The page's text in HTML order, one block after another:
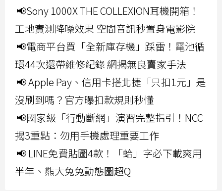
📢Sony 1000X THE COLLEXION耳機開箱！
工地實測降噪效果 空間音訊秒置身電影院
📢電商平台買「全新庫存機」踩雷！電池循
環44次還帶維修紀錄 網揭無良賣家手法
📢 Apple Pay、信用卡搭北捷「只扣1元」是
沒刷到嗎？官方曝扣款規則秒懂
📢國家級「行動斷網」演習完整指引！NCC
揭3重點：勿用手機處理重要工作
📢 LINE免費貼圖4款！「蛤」字必下載爽用
半年、熊大兔兔動態圖超Q